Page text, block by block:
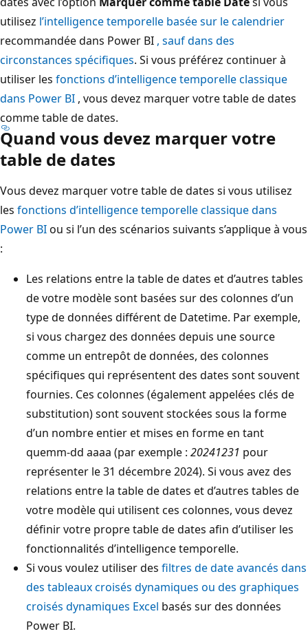
utilisez l’intelligence temporelle basée sur le calendrier
recommandée dans Power BI , sauf dans des
circonstances spécifiques. Si vous préférez continuer à
utiliser les fonctions d’intelligence temporelle classique
dans Power BI , vous devez marquer votre table de dates
comme table de dates.
Quand vous devez marquer votre
table de dates
Vous devez marquer votre table de dates si vous utilisez
les fonctions d’intelligence temporelle classique dans
Power BIou si l’un des scénarios suivants s’applique à vous
:
Les relations entre la table de dates et d’autres tables
de votre modèle sont basées sur des colonnes d’un
type de données différent de Datetime. Par exemple,
si vous chargez des données depuis une source
comme un entrepôt de données, des colonnes
spécifiques qui représentent des dates sont souvent
fournies. Ces colonnes (également appelées clés de
substitution) sont souvent stockées sous la forme
d’un nombre entier et mises en forme en tant
quemm-dd aaaa (par exemple : 20241231 pour
représenter le 31 décembre 2024). Si vous avez des
relations entre la table de dates et d’autres tables de
votre modèle qui utilisent ces colonnes, vous devez
définir votre propre table de dates afin d’utiliser les
fonctionnalités d’intelligence temporelle.
Si vous voulez utiliser des filtres de date avancés dans
des tableaux croisés dynamiques ou des graphiques
croisés dynamiques Excel basés sur des données
Power BI.